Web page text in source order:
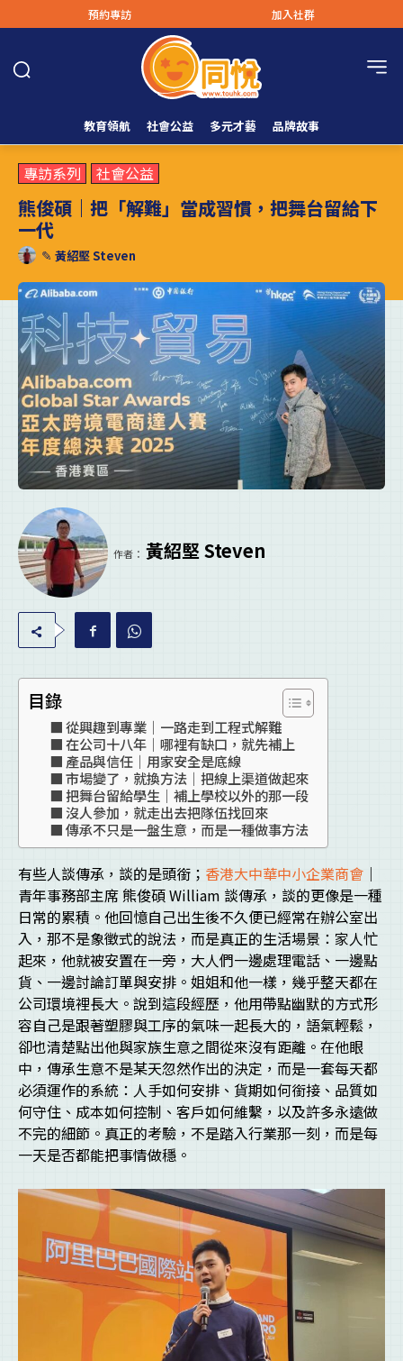
預約專訪 加入社群
教育領航 社會公益 多元才藝 品牌故事
專訪系列 社會公益
熊俊碩｜把「解難」當成習慣，把舞台留給下
一代
✎ 黃紹堅 Steven
作者： 黃紹堅 Steven
目錄
從興趣到專業｜一路走到工程式解難
在公司十八年｜哪裡有缺口，就先補上
產品與信任｜用家安全是底線
市場變了，就換方法｜把線上渠道做起來
把舞台留給學生｜補上學校以外的那一段
沒人參加，就走出去把隊伍找回來
傳承不只是一盤生意，而是一種做事方法
有些人談傳承，談的是頭銜； 香港大中華中小企業商會 ｜
青年事務部主席 熊俊碩 William 談傳承，談的更像是一種
日常的累積。他回憶自己出生後不久便已經常在辦公室出
入，那不是象徵式的說法，而是真正的生活場景：家人忙
起來，他就被安置在一旁，大人們一邊處理電話、一邊點
貨、一邊討論訂單與安排。姐姐和他一樣，幾乎整天都在
公司環境裡長大。說到這段經歷，他用帶點幽默的方式形
容自己是跟著塑膠與工序的氣味一起長大的，語氣輕鬆，
卻也清楚點出他與家族生意之間從來沒有距離。在他眼
中，傳承生意不是某天忽然作出的決定，而是一套每天都
必須運作的系統：人手如何安排、貨期如何銜接、品質如
何守住、成本如何控制、客戶如何維繫，以及許多永遠做
不完的細節。真正的考驗，不是踏入行業那一刻，而是每
一天是否都能把事情做穩。